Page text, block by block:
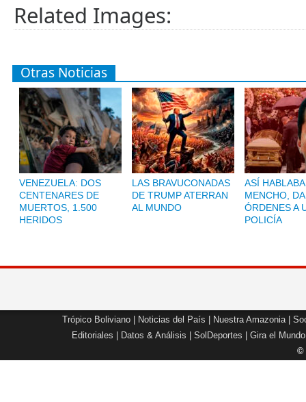
Related Images:
Otras Noticias
VENEZUELA: DOS
CENTENARES DE
MUERTOS, 1.500
HERIDOS
LAS BRAVUCONADAS
DE TRUMP ATERRAN
AL MUNDO
ASÍ
MENCHO,
ÓRDENES A
POLICÍA
Trópico Boliviano Noticias del País Nuestra Amazonia|
Editoriales
Datos & Análisis SolDeportes Gira el Mundo
©